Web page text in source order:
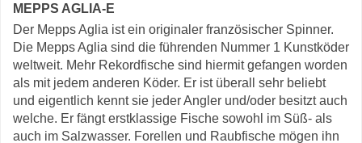
EPPS AGLIA-E
Der Mepps Aglia ist ein originaler französischer Spinner.
Die Mepps Aglia sind die führenden Nummer 1 Kunstköder
weltweit. Mehr Rekordfische sind hiermit gefangen worden
als mit jedem anderen Köder. Er ist überall sehr beliebt
und eigentlich kennt sie jeder Angler und/oder besitzt auch
welche. Er fängt erstklassige Fische sowohl im Süß- als
auch im Salzwasser. Forellen und Raubfische mögen ihn